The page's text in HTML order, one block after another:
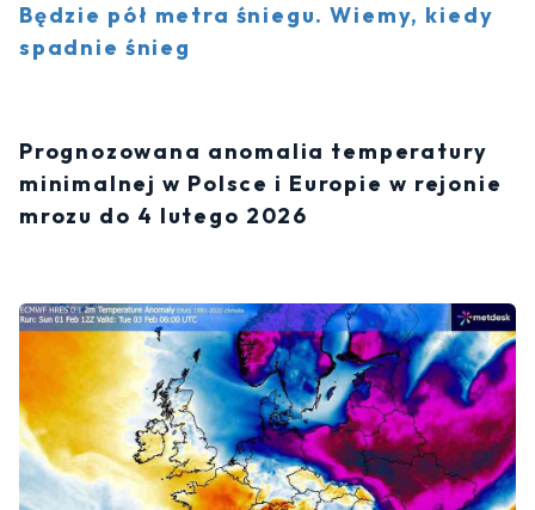
Będzie pół metra śniegu. Wiemy, kiedy
spadnie śnieg
Prognozowana anomalia temperatury
minimalnej w Polsce i Europie w rejonie
mrozu do 4 lutego 2026